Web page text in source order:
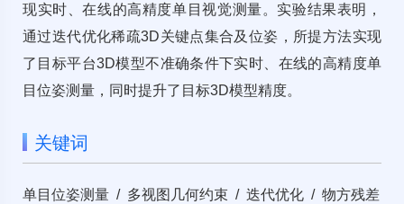
现实时、在线的高精度单目视觉测量。实验结果表明，
通过迭代优化稀疏3D关键点集合及位姿，所提方法实现
了目标平台3D模型不准确条件下实时、在线的高精度单
目位姿测量，同时提升了目标3D模型精度。
关键词
单目位姿测量 / 多视图几何约束 / 迭代优化 / 物方残差